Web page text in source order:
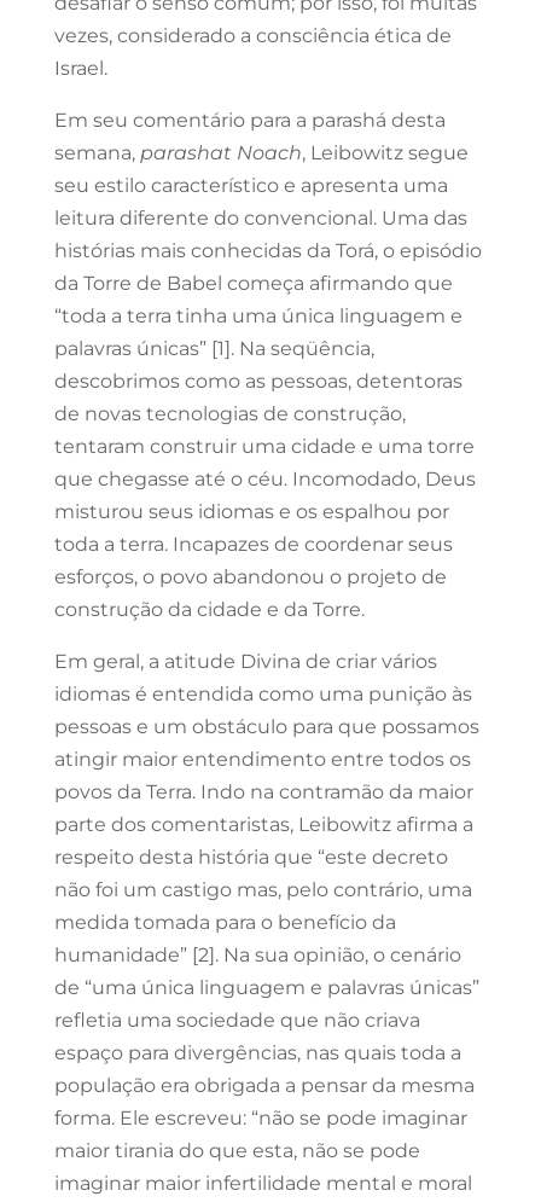
vezes, considerado a consciência ética de
Israel.
Em seu comentário para a parashá desta
semana, parashat Noach, Leibowitz segue
seu estilo característico e apresenta uma
leitura diferente do convencional. Uma das
histórias mais conhecidas da Torá, o episódio
da Torre de Babel começa afirmando que
“toda a terra tinha uma única linguagem e
palavras únicas” [1]. Na seqüência,
descobrimos como as pessoas, detentoras
de novas tecnologias de construção,
tentaram construir uma cidade e uma torre
que chegasse até o céu. Incomodado, Deus
misturou seus idiomas e os espalhou por
toda a terra. Incapazes de coordenar seus
esforços, o povo abandonou o projeto de
construção da cidade e da Torre.
Em geral, a atitude Divina de criar vários
idiomas é entendida como uma punição às
pessoas e um obstáculo para que possamos
atingir maior entendimento entre todos os
povos da Terra. Indo na contramão da maior
parte dos comentaristas, Leibowitz afirma a
respeito desta história que “este decreto
não foi um castigo mas, pelo contrário, uma
medida tomada para o benefício da
humanidade” [2]. Na sua opinião, o cenário
de “uma única linguagem e palavras únicas”
refletia uma sociedade que não criava
espaço para divergências, nas quais toda a
população era obrigada a pensar da mesma
forma. Ele escreveu: “não se pode imaginar
maior tirania do que esta, não se pode
imaginar maior infertilidade mental e moral